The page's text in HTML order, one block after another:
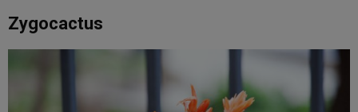
Zygocactus